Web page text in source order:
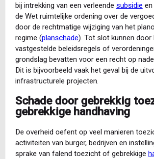
bij intrekking van een verleende subsidie
de Wet ruimtelijke ordening over de
door de rechtmatige wijziging van het
regime (planschade). Tot slot kunnen door
vastgestelde beleidsregels of
grondslag bevatten voor een recht op
Dit is bijvoorbeeld vaak het geval bij de
infrastructurele projecten.
Schade door gebrekkig
gebrekkige handhaving
De overheid oefent op veel manieren
activiteiten van burger, bedrijven en
sprake van falend toezicht of gebrekkige